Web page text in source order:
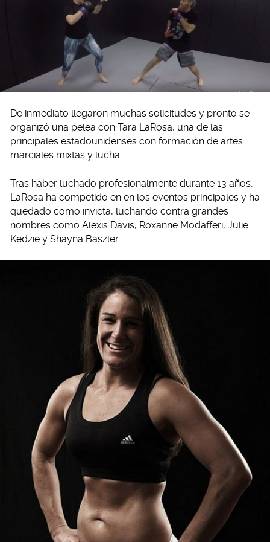
De inmediato llegaron muchas solicitudes y pronto se
organizó una pelea con Tara LaRosa, una de las
principales estadounidenses con formación de artes
marciales mixtas y lucha.
Tras haber luchado profesionalmente durante 13 años,
LaRosa ha competido en en los eventos principales y ha
quedado como invicta, luchando contra grandes
nombres como Alexis Davis, Roxanne Modafferi, Julie
Kedzie y Shayna Baszler.